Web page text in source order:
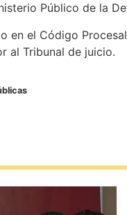
Público de la
en el Código
al Tribunal de juicio.